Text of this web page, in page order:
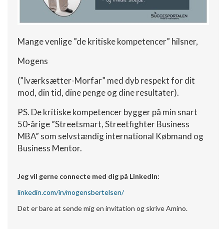
Mange venlige ”de kritiske kompetencer” hilsner,
Mogens
(”Iværksætter-Morfar” med dyb respekt for dit
mod, din tid, dine penge og dine resultater).
PS. De kritiske kompetencer bygger på min snart
50-årige ”Streetsmart, Streetfighter Business
MBA” som selvstændig international Købmand og
Business Mentor.
Jeg vil gerne connecte med dig på LinkedIn:
linkedin.com/in/mogensbertelsen/
Det er bare at sende mig en invitation og skrive Amino.
Bruge profiler til at vælge tilpasset
annoncering
Oprette profiler for at tilpasse indhold
Bruge profiler til at vælge tilpasset indhold
Måle annonceringseffektivitet
Måle indholdseffektivitet
Forstå målgrupper gennem statistikker eller
kombinationer af oplysninger fra forskellige
kilder
indhold
IAB Special Features: